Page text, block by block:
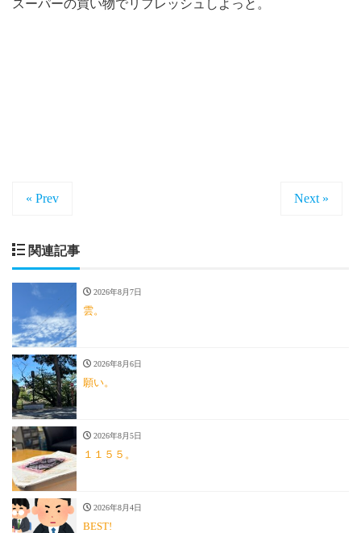
スーパーの買い物でリフレッシュしよっと。
« Prev Next »
関連記事
2026年8月7日
雲。
2026年8月6日
願い。
2026年8月5日
１１５５。
2026年8月4日
BEST!